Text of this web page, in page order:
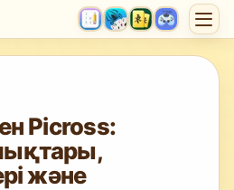
Picross:
және